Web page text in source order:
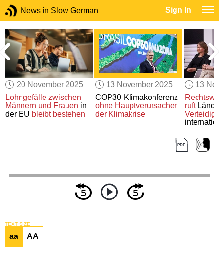
News in Slow German Sign In
20 November 2025
Lohngefälle zwischen
Männern und Frauen in
der EU bleibt bestehen
13 November 2025
COP30-Klimakonferenz
ohne Hauptverursacher
der Klimakrise
13
ruft
TEXT SIZE
aa AA